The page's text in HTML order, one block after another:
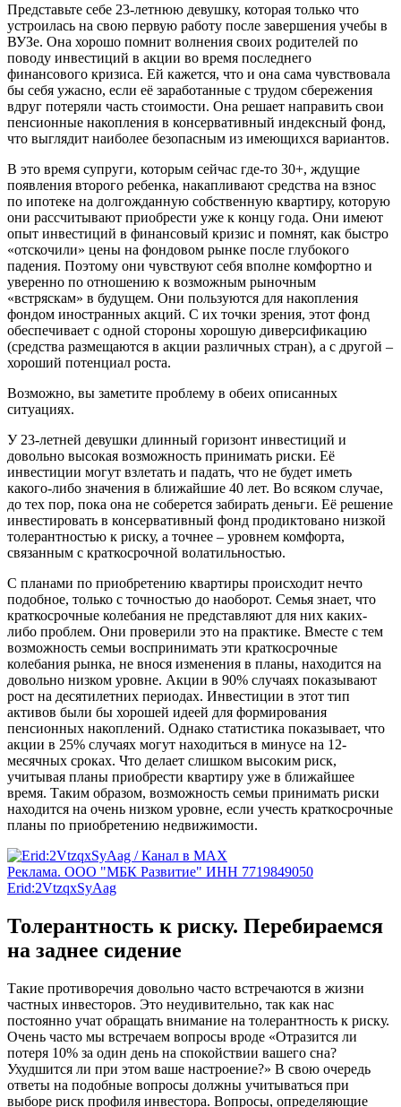
Представьте себе 23-летнюю девушку, которая только что
устроилась на свою первую работу после завершения учебы в
ВУЗе. Она хорошо помнит волнения своих родителей по
поводу инвестиций в акции во время последнего
финансового кризиса. Ей кажется, что и она сама чувствовала
бы себя ужасно, если её заработанные с трудом сбережения
вдруг потеряли часть стоимости. Она решает направить свои
пенсионные накопления в консервативный индексный фонд,
что выглядит наиболее безопасным из имеющихся вариантов.
В это время супруги, которым сейчас где-то 30+, ждущие
появления второго ребенка, накапливают средства на взнос
по ипотеке на долгожданную собственную квартиру, которую
они рассчитывают приобрести уже к концу года. Они имеют
опыт инвестиций в финансовый кризис и помнят, как быстро
«отскочили» цены на фондовом рынке после глубокого
падения. Поэтому они чувствуют себя вполне комфортно и
уверенно по отношению к возможным рыночным
«встряскам» в будущем. Они пользуются для накопления
фондом иностранных акций. С их точки зрения, этот фонд
обеспечивает с одной стороны хорошую диверсификацию
(средства размещаются в акции различных стран), а с другой –
хороший потенциал роста.
Возможно, вы заметите проблему в обеих описанных
ситуациях.
У 23-летней девушки длинный горизонт инвестиций и
довольно высокая возможность принимать риски. Её
инвестиции могут взлетать и падать, что не будет иметь
какого-либо значения в ближайшие 40 лет. Во всяком случае,
до тех пор, пока она не соберется забирать деньги. Её решение
инвестировать в консервативный фонд продиктовано низкой
толерантностью к риску, а точнее – уровнем комфорта,
связанным с краткосрочной волатильностью.
С планами по приобретению квартиры происходит нечто
подобное, только с точностью до наоборот. Семья знает, что
краткосрочные колебания не представляют для них каких-
либо проблем. Они проверили это на практике. Вместе с тем
возможность семьи воспринимать эти краткосрочные
колебания рынка, не внося изменения в планы, находится на
довольно низком уровне. Акции в 90% случаях показывают
рост на десятилетних периодах. Инвестиции в этот тип
активов были бы хорошей идеей для формирования
пенсионных накоплений. Однако статистика показывает, что
акции в 25% случаях могут находиться в минусе на 12-
месячных сроках. Что делает слишком высоким риск,
учитывая планы приобрести квартиру уже в ближайшее
время. Таким образом, возможность семьи принимать риски
находится на очень низком уровне, если учесть краткосрочные
планы по приобретению недвижимости.
Реклама. ООО "МБК Развитие" ИНН 7719849050
Erid:2VtzqxSyAag
Толерантность к риску. Перебираемся
на заднее сидение
Такие противоречия довольно часто встречаются в жизни
частных инвесторов. Это неудивительно, так как нас
постоянно учат обращать внимание на толерантность к риску.
Очень часто мы встречаем вопросы вроде «Отразится ли
потеря 10% за один день на спокойствии вашего сна?
Ухудшится ли при этом ваше настроение?» В свою очередь
ответы на подобные вопросы должны учитываться при
выборе риск профиля инвестора. Вопросы, определяющие